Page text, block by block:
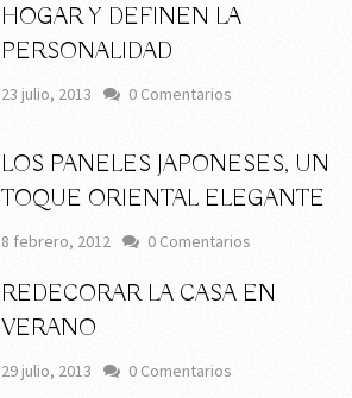
HOGAR Y DEFINEN LA
PERSONALIDAD
23 julio, 2013 0 Comentarios
LOS PANELES JAPONESES, UN
TOQUE ORIENTAL ELEGANTE
8 febrero, 2012 0 Comentarios
REDECORAR LA CASA EN
VERANO
29 julio, 2013 0 Comentarios